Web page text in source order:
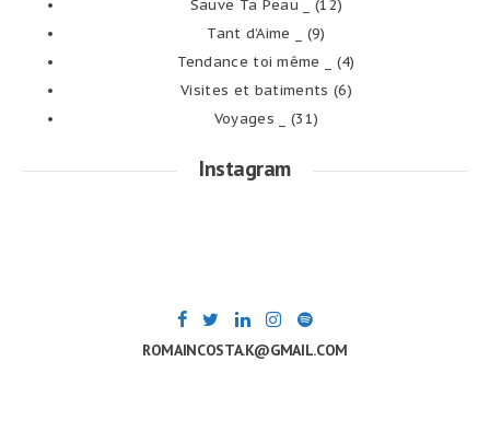
Sauve Ta Peau _
(12)
Tant d’Aime _
(9)
Tendance toi même _
(4)
Visites et batiments (6)
Voyages _
(31)
Instagram
ROMAINCOSTA.K@GMAIL.COM